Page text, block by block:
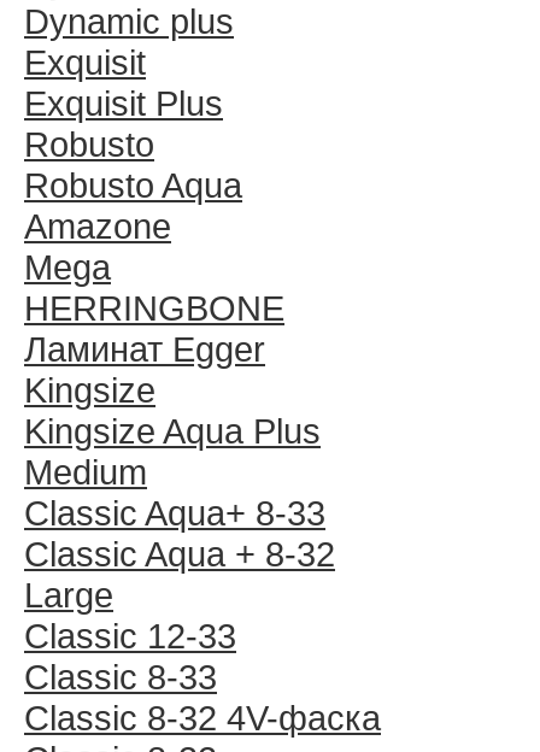
Dynamic plus
Exquisit
Exquisit Plus
Robusto
Robusto Aqua
Amazone
Mega
HERRINGBONE
Ламинат Egger
Kingsize
Kingsize Aqua Plus
Medium
Classic Aqua+ 8-33
Classic Aqua + 8-32
Large
Classic 12-33
Classic 8-33
Classic 8-32 4V-фаска